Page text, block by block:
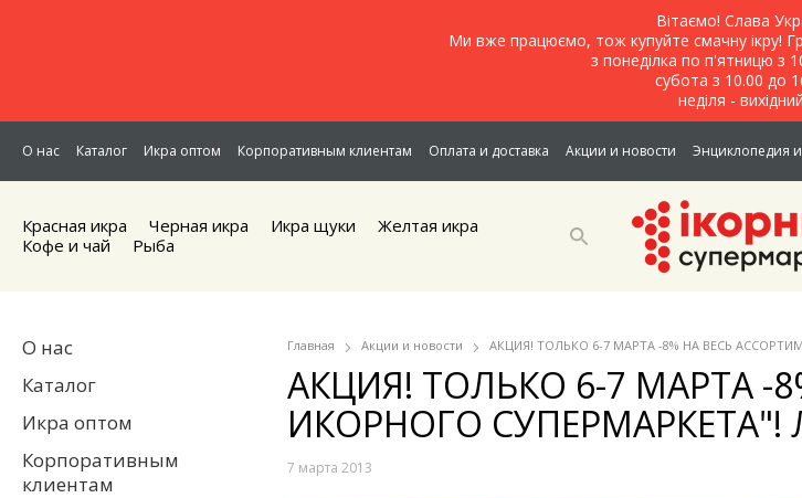
Вітаємо! Слава
Ми вже працюємо, тож купуйте смачну ікру!
з понеділка по п'ятницю з
субота з 10.00 до
неділя -
О нас Каталог Икра оптом Корпоративным клиентам Оплата и доставка Акции и новости Энциклопедия
Красная икра Черная икра Икра щуки
Желтая икра
Кофе и чай
Рыба
Главная Акции и новости АКЦИЯ! ТОЛЬКО 6-7 МАРТА -8% НА ВЕСЬ
АКЦИЯ! ТОЛЬКО 6-7 МАРТА -
ИКОРНОГО
7 марта 2013
О нас
Каталог
Икра оптом
Корпоративным
клиентам